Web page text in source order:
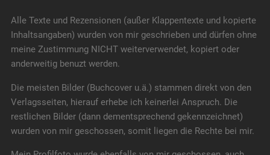
Alle Texte und Rezensionen (außer Klappentexte und kopierte
Inhaltsangaben) wurden von mir geschrieben und dürfen ohne
meine Zustimmung NICHT weiterverwendet, kopiert oder
anderweitig benuzt werden.
Die meisten Bilder (Buchcover u.ä.) stammen direkt von den
Verlagsseiten, hierauf erhebe ich keinerlei Anspruch. Die
restlichen Bilder (dann dementsprechend gekennzeichnet)
wurden von mir geschossen, somit liegen die Rechte bei mir.